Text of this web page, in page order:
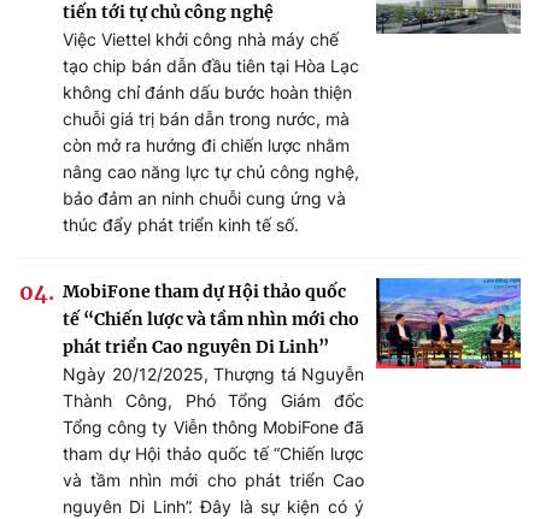
tiến tới tự chủ công nghệ
Việc Viettel khởi công nhà máy chế
tạo chip bán dẫn đầu tiên tại Hòa Lạc
không chỉ đánh dấu bước hoàn thiện
chuỗi giá trị bán dẫn trong nước, mà
còn mở ra hướng đi chiến lược nhằm
nâng cao năng lực tự chủ công nghệ,
bảo đảm an ninh chuỗi cung ứng và
thúc đẩy phát triển kinh tế số.
MobiFone tham dự Hội thảo quốc
tế “Chiến lược và tầm nhìn mới cho
phát triển Cao nguyên Di Linh”
Ngày 20/12/2025, Thượng tá Nguyễn
Thành Công, Phó Tổng Giám đốc
Tổng công ty Viễn thông MobiFone đã
tham dự Hội thảo quốc tế “Chiến lược
và tầm nhìn mới cho phát triển Cao
nguyên Di Linh”. Đây là sự kiện có ý